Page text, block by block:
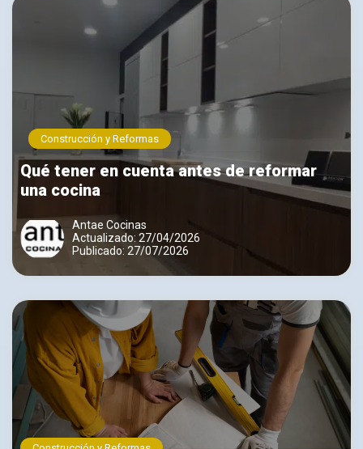
Construcción y Reformas
Qué tener en cuenta antes de reformar
una cocina
Antae Cocinas
Actualizado: 27/04/2026
Publicado: 27/07/2026